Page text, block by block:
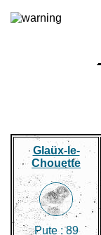
Glaüx-le-
Chouette
Pute :89